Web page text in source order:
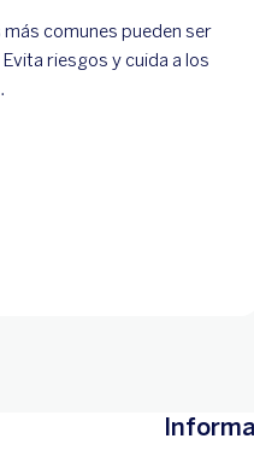
comunes pueden ser
riesgos y cuida a los